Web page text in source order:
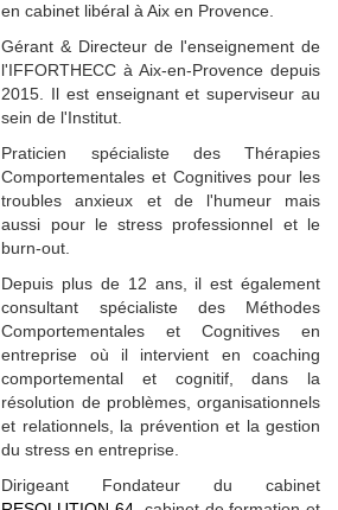
en cabinet libéral à Aix en Provence.
Gérant & Directeur de l'enseignement de
l'IFFORTHECC à Aix-en-Provence depuis
2015. Il est enseignant et superviseur au
sein de l'Institut.
Praticien spécialiste des Thérapies
Comportementales et Cognitives pour les
troubles anxieux et de l'humeur mais
aussi pour le stress professionnel et le
burn-out.
Depuis plus de 12 ans, il est également
consultant spécialiste des Méthodes
Comportementales et Cognitives en
entreprise où il intervient en coaching
comportemental et cognitif, dans la
résolution de problèmes, organisationnels
et relationnels, la prévention et la gestion
du stress en entreprise.
Dirigeant Fondateur du cabinet